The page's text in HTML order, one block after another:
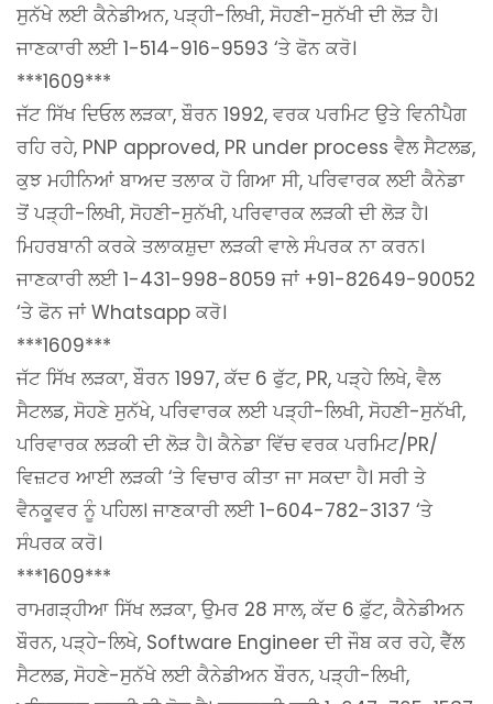
ਸੁਨੱਖੇ ਲਈ ਕੈਨੇਡੀਅਨ, ਪੜ੍ਹੀ-ਲਿਖੀ, ਸੋਹਣੀ-ਸੁਨੱਖੀ ਦੀ ਲੋੜ ਹੈ।
ਜਾਣਕਾਰੀ ਲਈ 1-514-916-9593 ‘ਤੇ ਫੋਨ ਕਰੋ।
***1609***
ਜੱਟ ਸਿੱਖ ਦਿਓਲ ਲੜਕਾ, ਬੌਰਨ 1992, ਵਰਕ ਪਰਮਿਟ ਉਤੇ ਵਿਨੀਪੈਗ
ਰਹਿ ਰਹੇ, PNP approved, PR under process ਵੈਲ ਸੈਟਲਡ,
ਕੁਝ ਮਹੀਨਿਆਂ ਬਾਅਦ ਤਲਾਕ ਹੋ ਗਿਆ ਸੀ, ਪਰਿਵਾਰਕ ਲਈ ਕੈਨੇਡਾ
ਤੋਂ ਪੜ੍ਹੀ-ਲਿਖੀ, ਸੋਹਣੀ-ਸੁਨੱਖੀ, ਪਰਿਵਾਰਕ ਲੜਕੀ ਦੀ ਲੋੜ ਹੈ।
ਮਿਹਰਬਾਨੀ ਕਰਕੇ ਤਲਾਕਸ਼ੁਦਾ ਲੜਕੀ ਵਾਲੇ ਸੰਪਰਕ ਨਾ ਕਰਨ।
ਜਾਣਕਾਰੀ ਲਈ 1-431-998-8059 ਜਾਂ +91-82649-90052
‘ਤੇ ਫੋਨ ਜਾਂ Whatsapp ਕਰੋ।
***1609***
ਜੱਟ ਸਿੱਖ ਲੜਕਾ, ਬੌਰਨ 1997, ਕੱਦ 6 ਫੁੱਟ, PR, ਪੜ੍ਹੇ ਲਿਖੇ, ਵੈਲ
ਸੈਟਲਡ, ਸੋਹਣੇ ਸੁਨੱਖੇ, ਪਰਿਵਾਰਕ ਲਈ ਪੜ੍ਹੀ-ਲਿਖੀ, ਸੋਹਣੀ-ਸੁਨੱਖੀ,
ਪਰਿਵਾਰਕ ਲੜਕੀ ਦੀ ਲੋੜ ਹੈ। ਕੈਨੇਡਾ ਵਿੱਚ ਵਰਕ ਪਰਮਿਟ/PR/
ਵਿਜ਼ਟਰ ਆਈ ਲੜਕੀ ‘ਤੇ ਵਿਚਾਰ ਕੀਤਾ ਜਾ ਸਕਦਾ ਹੈ। ਸਰੀ ਤੇ
ਵੈਨਕੂਵਰ ਨੂੰ ਪਹਿਲ। ਜਾਣਕਾਰੀ ਲਈ 1-604-782-3137 ‘ਤੇ
ਸੰਪਰਕ ਕਰੋ।
***1609***
ਰਾਮਗੜ੍ਹੀਆ ਸਿੱਖ ਲੜਕਾ, ਉਮਰ 28 ਸਾਲ, ਕੱਦ 6 ਫ਼ੁੱਟ, ਕੈਨੇਡੀਅਨ
ਬੌਰਨ, ਪੜ੍ਹੇ-ਲਿਖੇ, Software Engineer ਦੀ ਜੌਬ ਕਰ ਰਹੇ, ਵੈੱਲ
ਸੈਟਲਡ, ਸੋਹਣੇ-ਸੁਨੱਖੇ ਲਈ ਕੈਨੇਡੀਅਨ ਬੌਰਨ, ਪੜ੍ਹੀ-ਲਿਖੀ,